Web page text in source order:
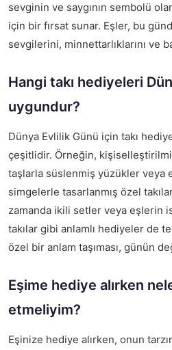
sevginin ve saygının sembolü
için bir fırsat sunar. Eşler, bu
sevgilerini, minnettarlıklarını ve
Hangi takı hediyeleri
uygundur?
Dünya Evlilik Günü için takı
çeşitlidir. Örneğin,
taşlarla süslenmiş yüzükler veya
simgelerle tasarlanmış özel
zamanda ikili setler veya eşlerin
takılar gibi anlamlı hediyeler de
özel bir anlam taşıması, günün
Eşime hediye alırken
etmeliyim?
Eşinize hediye alırken, onun